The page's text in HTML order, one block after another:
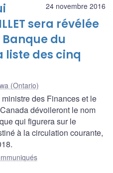
24 novembre 2016
sera révélée
du
liste des cinq
(Ontario)
des Finances et le
dévoileront le nom
qui figurera sur le
à la circulation courante,